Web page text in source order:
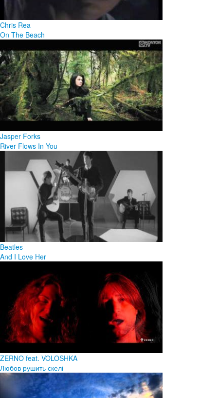
Chris Rea
On The Beach
Jasper Forks
River Flows In You
Beatles
And I Love Her
ZERNO feat. VOLOSHKA
Любов рушить скелі